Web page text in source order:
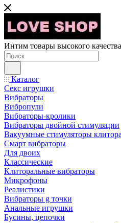
Интим товары высокого
Каталог
Секс игрушки
Вибраторы
Вибропули
Вибраторы-кролики
Вибраторы двойной стимуляции
Вакуумные стимуляторы клитора
Смарт вибраторы
Для двоих
Классические
Клиторальные вибраторы
Микрофоны
Реалистики
Вибраторы g точки
Анальные игрушки
Бусины, цепочки